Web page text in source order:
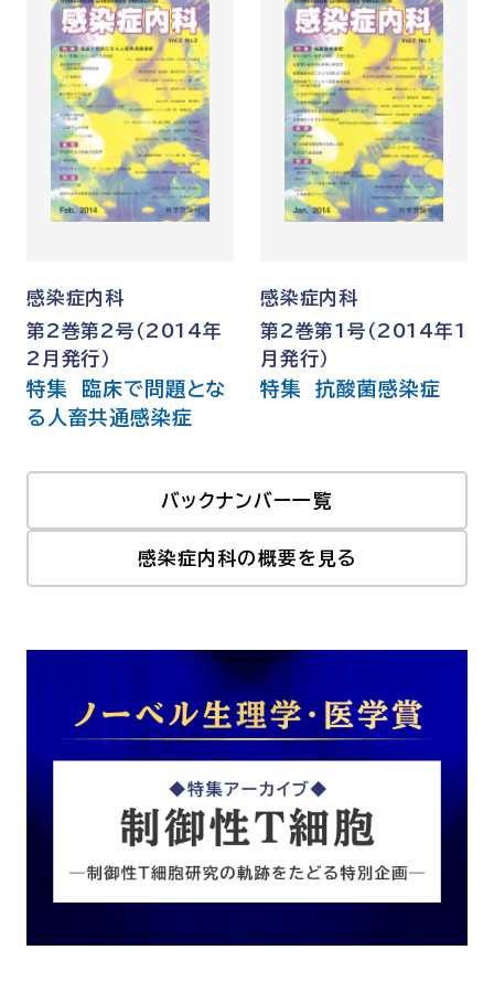
感染症内科
第2巻第2号（2014年
2月発行）
特集 臨床で問題とな
る人畜共通感染症
感染症内科
第2巻第1号（2014年1
月発行）
特集 抗酸菌感染症
バックナンバー一覧
感染症内科の概要を見る